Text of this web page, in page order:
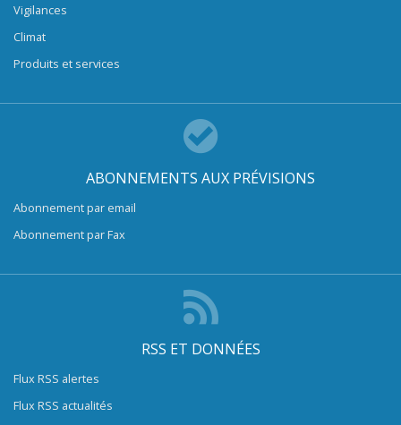
Vigilances
Climat
Produits et services
ABONNEMENTS AUX PRÉVISIONS
Abonnement par email
Abonnement par Fax
RSS ET DONNÉES
Flux RSS alertes
Flux RSS actualités